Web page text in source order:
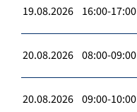
19.08.2026 16:00-17:00
20.08.2026 08:00-09:00
20.08.2026 09:00-10:00